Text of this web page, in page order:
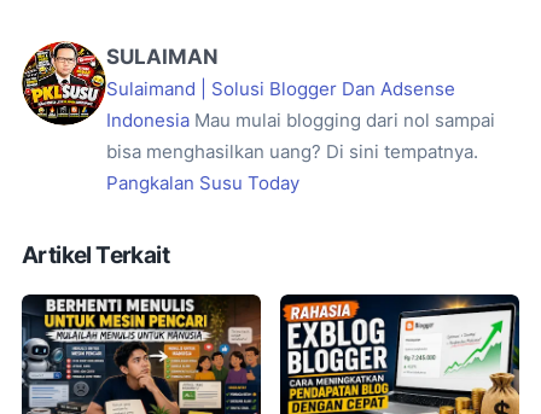
SULAIMAN
Sulaimand | Solusi Blogger Dan Adsense
Indonesia Mau mulai blogging dari nol sampai
bisa menghasilkan uang? Di sini tempatnya.
Pangkalan Susu Today
Artikel Terkait